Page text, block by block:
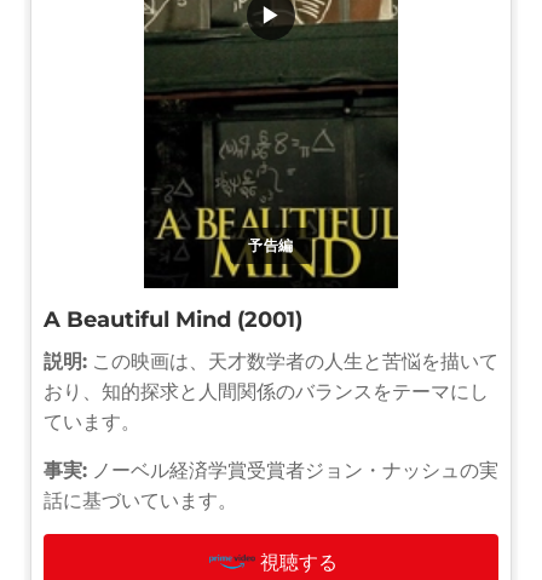
予告編
▶
A Beautiful Mind (2001)
説明: この映画は、天才数学者の人生と苦悩を描いて
おり、知的探求と人間関係のバランスをテーマにし
ています。
事実: ノーベル経済学賞受賞者ジョン・ナッシュの実
話に基づいています。
視聴する